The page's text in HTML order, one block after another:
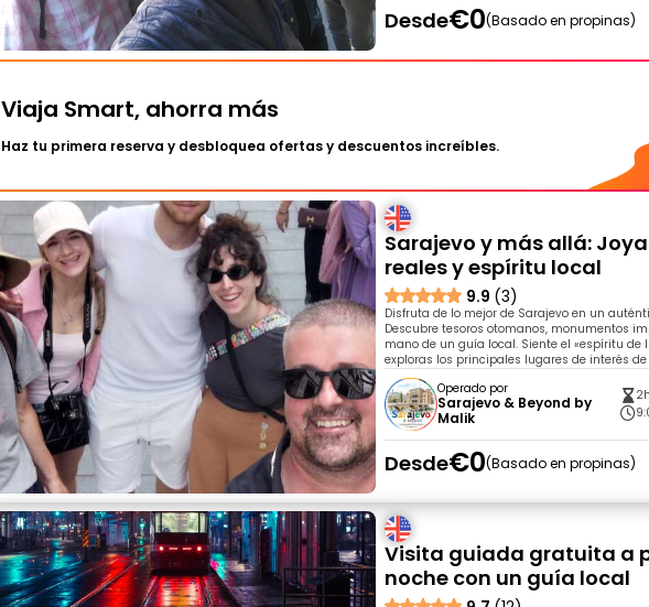
Desde€0 Basado en propinas
Viaja Smart, ahorra más
Haz tu primera reserva y desbloquea ofertas y descuentos increíbles.
Sarajevo y más allá:
reales y espíritu local
9.9 (3)
Disfruta de lo mejor de Sarajevo en un
Descubre tesoros otomanos, monumentos
mano de un guía local. Siente el «espíritu
exploras los principales lugares de interés
Operado por
Sarajevo & Beyond by
Malik
Desde€0 Basado en propinas
Visita guiada gratuita a
noche con un guía local